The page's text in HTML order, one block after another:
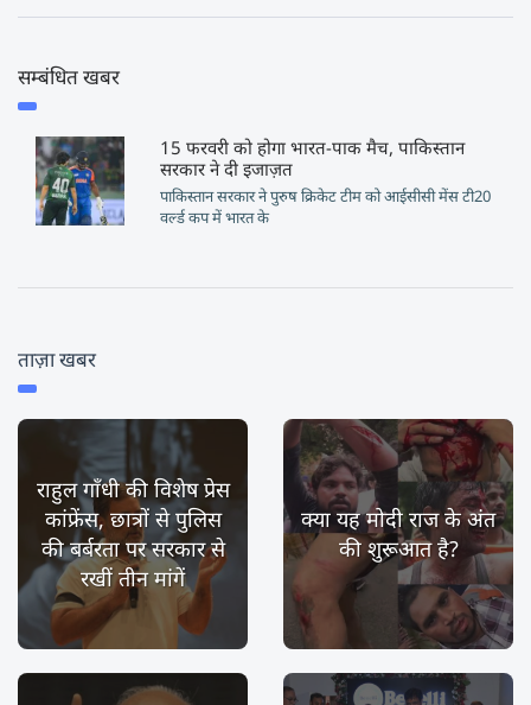
सम्बंधित खबर
15 फरवरी को होगा भारत-पाक मैच, पाकिस्तान
सरकार ने दी इजाज़त
पाकिस्तान सरकार ने पुरुष क्रिकेट टीम को आईसीसी मेंस टी20
वर्ल्ड कप में भारत के
ताज़ा खबर
राहुल गाँधी की विशेष प्रेस
कांफ्रेंस, छात्रों से पुलिस
की बर्बरता पर सरकार से
रखीं तीन मांगें
क्या यह मोदी राज के अंत
की शुरूआत है?